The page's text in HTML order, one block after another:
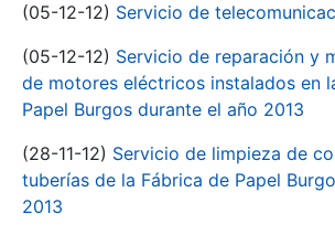
(05-12-12) Servicio de
(05-12-12) Servicio de reparación y
de motores eléctricos instalados en
Papel Burgos durante el año 2013
(28-11-12) Servicio de limpieza de
tuberías de la Fábrica de Papel
2013